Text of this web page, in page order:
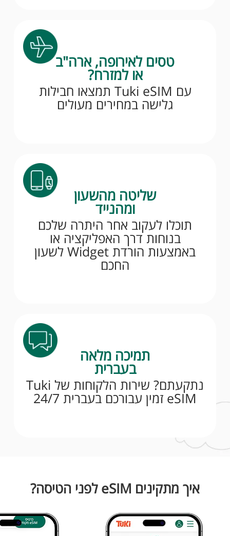
טסים לאירופה, ארה"ב
או למזרח?
עם Tuki eSIM תמצאו חבילות
גלישה במחירים מעולים
שליטה מהשעון
ומהנייד
תוכלו לעקוב אחר היתרה שלכם
בנוחות דרך האפליקציה או
באמצעות הורדת Widget לשעון
החכם
תמיכה מלאה
בעברית
נתקעתם? שירות הלקוחות של Tuki
eSIM זמין עבורכם בעברית 24/7
איך מתקינים eSIM לפני הטיסה?